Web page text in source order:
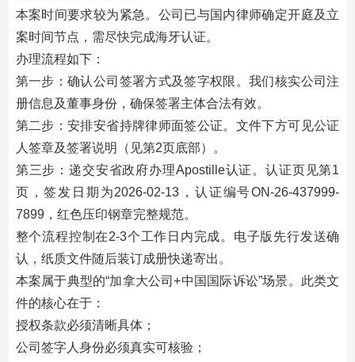
本案时间要求较为紧急。公司已与国内律师确定开庭及立
案时间节点，需尽快完成海牙认证。
办理流程如下：
第一步：确认公司签署方式及签字权限。我们核实公司注
册信息及董事身份，确保签署主体合法有效。
第二步：安排安省持牌律师面签公证。文件下方可见公证
人签章及签署说明（见第2页底部）。
第三步：递交安省政府办理Apostille认证。认证页见第1
页，签发日期为2026-02-13，认证编号ON-26-437999-
7899，红色压印钢章完整规范。
整个流程控制在2-3个工作日内完成。电子版先行发送确
认，纸质文件随后装订成册快递寄出。
本案属于典型的“加拿大公司+中国国际诉讼”场景。此类文
件的核心在于：
授权条款必须清晰具体；
公司签字人身份必须真实可核验；